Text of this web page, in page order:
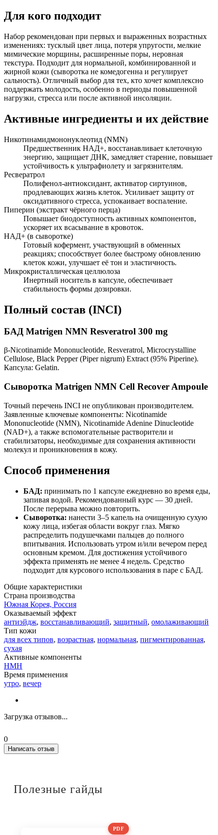
Для кого подходит
Набор рекомендован при первых и выраженных возрастных
изменениях: тусклый цвет лица, потеря упругости, мелкие
мимические морщины, расширенные поры, неровная
текстура. Подходит для нормальной, комбинированной и
жирной кожи (сыворотка не комедогенна и регулирует
сальность). Отличный выбор для тех, кто хочет комплексно
поддержать молодость, особенно в периоды повышенной
нагрузки, стресса или после активной инсоляции.
Активные ингредиенты и их действие
Никотинамидмононуклеотид (NMN)
Предшественник НАД+, восстанавливает клеточную
энергию, защищает ДНК, замедляет старение, повышает
устойчивость к ультрафиолету и загрязнителям.
Ресвератрол
Полифенол-антиоксидант, активатор сиртуинов,
продлевающих жизнь клеток. Усиливает защиту от
оксидативного стресса, успокаивает воспаление.
Пиперин (экстракт чёрного перца)
Повышает биодоступность активных компонентов,
ускоряет их всасывание в кровоток.
НАД+ (в сыворотке)
Готовый кофермент, участвующий в обменных
реакциях; способствует более быстрому обновлению
клеток кожи, улучшает её тон и эластичность.
Микрокристаллическая целлюлоза
Инертный носитель в капсуле, обеспечивает
стабильность формы дозировки.
Полный состав (INCI)
БАД Matrigen NMN Resveratrol 300 mg
β-Nicotinamide Mononucleotide, Resveratrol, Microcrystalline
Cellulose, Black Pepper (Piper nigrum) Extract (95% Piperine).
Капсула: Gelatin.
Сыворотка Matrigen NMN Cell Recover Ampoule
Точный перечень INCI не опубликован производителем.
Заявленные ключевые компоненты: Nicotinamide
Mononucleotide (NMN), Nicotinamide Adenine Dinucleotide
(NAD+), а также вспомогательные растворители и
стабилизаторы, необходимые для сохранения активности
молекул и проникновения в кожу.
Способ применения
БАД: принимать по 1 капсуле ежедневно во время еды,
запивая водой. Рекомендованный курс — 30 дней.
После перерыва можно повторить.
Сыворотка: нанести 3–5 капель на очищенную сухую
кожу лица, избегая области вокруг глаз. Мягко
распределить подушечками пальцев до полного
впитывания. Использовать утром и/или вечером перед
основным кремом. Для достижения устойчивого
эффекта применять не менее 4 недель. Средство
подходит для курсового использования в паре с БАД.
Общие характеристики
Страна производства
Южная Корея, Россия
Оказываемый эффект
антиэйдж, восстанавливающий, защитный, омолаживающий
Тип кожи
для всех типов, возрастная, нормальная, пигментированная,
сухая
Активные компоненты
НМН
Время применения
утро, вечер
Загрузка отзывов...
0
Написать отзыв
Полезные гайды
PDF